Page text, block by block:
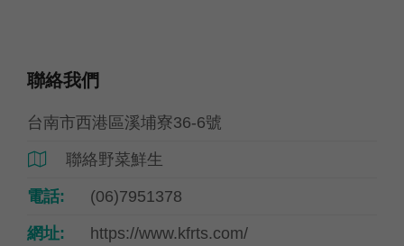
聯絡我們
台南市西港區溪埔寮36-6號
 聯絡野菜鮮生
電話: (06)7951378
網址: https://www.kfrts.com/